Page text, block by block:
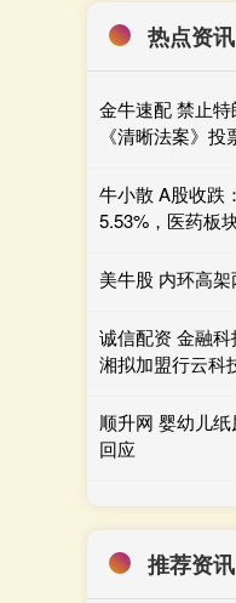
热点资讯
金牛速配 禁止
《清晰法案》投
牛小散 A股收跌
5.53%，医药板
美牛股 内环高
诚信配资 金融
湘拟加盟行云科
顺升网 婴幼儿
回应
推荐资讯